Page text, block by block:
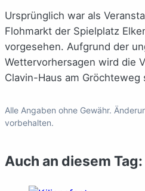
Ursprünglich war als
Flohmarkt der Spielplatz
vorgesehen. Aufgrund der
Wettervorhersagen wird die
Clavin-Haus am Gröchteweg
Alle Angaben ohne Gewähr.
vorbehalten.
Auch an diesem Tag: